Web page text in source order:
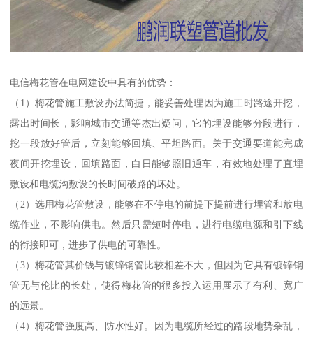
电信梅花管在电网建设中具有的优势：
（1）梅花管施工敷设办法简捷，能妥善处理因为施工时路途开挖，
露出时间长，影响城市交通等杰出疑问，它的埋设能够分段进行，
挖一段放好管后，立刻能够回填、平坦路面。关于交通要道能完成
夜间开挖埋设，回填路面，白日能够照旧通车，有效地处理了直埋
敷设和电缆沟敷设的长时间破路的坏处。
（2）选用梅花管敷设，能够在不停电的前提下提前进行埋管和放电
缆作业，不影响供电。然后只需短时停电，进行电缆电源和引下线
的衔接即可，进步了供电的可靠性。
（3）梅花管其价钱与镀锌钢管比较相差不大，但因为它具有镀锌钢
管无与伦比的长处，使得梅花管的很多投入运用展示了有利、宽广
的远景。
（4）梅花管强度高、防水性好。因为电缆所经过的路段地势杂乱，